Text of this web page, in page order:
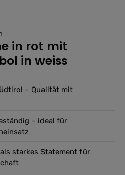
von 0 von 5 Sternen
in rot mit
in weiss
– Qualität mit
– ideal für
starkes Statement für